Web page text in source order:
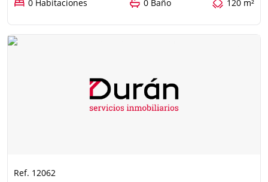
0 Habitaciones 0 Baño 120 m²
Ref. 12062